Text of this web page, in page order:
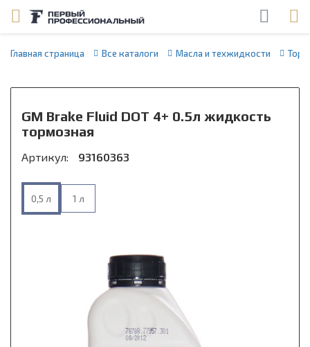
Главная страница Все каталоги Масла и техжидкости
GM Brake Fluid DOT 4+ 0.5л жидкость
тормозная
Артикул: 93160363
0,5 л 1 л